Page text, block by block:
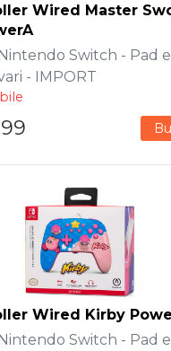
Wired Master
Switch - Pad e
- IMPORT
Wired Kirby
Switch - Pad e